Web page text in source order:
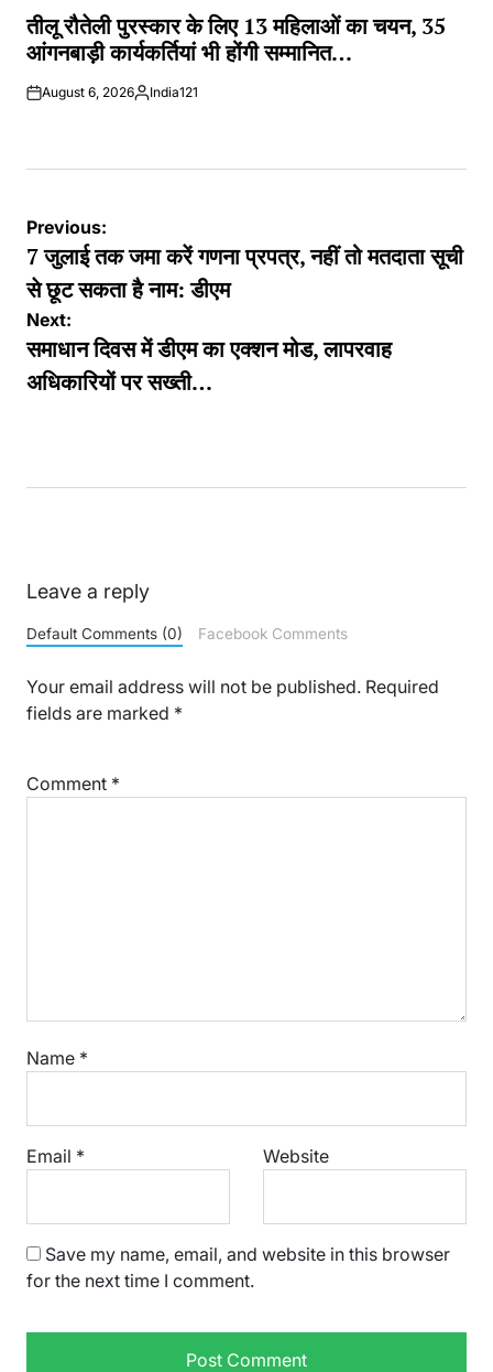
IN
तीलू रौतेली पुरस्कार के लिए 13 महिलाओं का चयन, 35
आंगनबाड़ी कार्यकर्तियां भी होंगी सम्मानित…
August 6, 2026Posted
India121
Post
navigation
Previous:
7 जुलाई तक जमा करें गणना प्रपत्र, नहीं तो मतदाता सूची
से छूट सकता है नाम: डीएम
Next:
समाधान दिवस में डीएम का एक्शन मोड, लापरवाह
अधिकारियों पर सख्ती…
Leave a reply
Default Comments (0) Facebook Comments
Your email address will not be published. Required
fields are marked *
Comment *
Name *
Email * Website
Save my name, email, and website in this browser
for the next time I comment.